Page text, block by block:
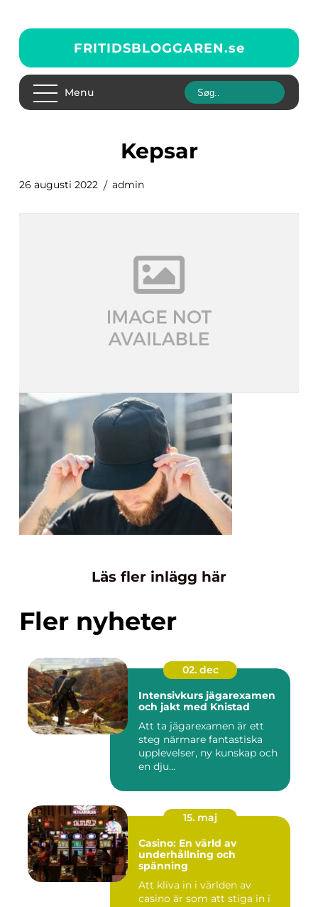
FRITIDSBLOGGAREN.se
Menu
kepsar
26 augusti 2022 admin
Läs fler inlägg här
Fler nyheter
02. dec
Intensivkurs jägarexamen
och jakt med Knistad
Att ta jägarexamen är ett
steg närmare fantastiska
upplevelser, ny kunskap och
en dju...
15. maj
Casino: En värld av
underhållning och
spänning
Att kliva in i världen av
casino är som att stiga in i